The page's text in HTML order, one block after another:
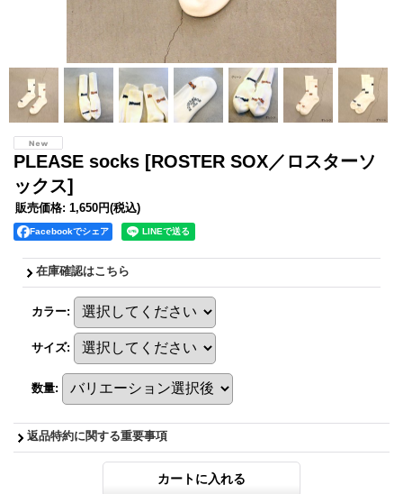
PLEASE socks [ROSTER SOX／ロスターソ
ックス]
販売価格: 1,650円(税込)
Facebookでシェア
在庫確認はこちら
カラー:
サイズ:
数量:
返品特約に関する重要事項